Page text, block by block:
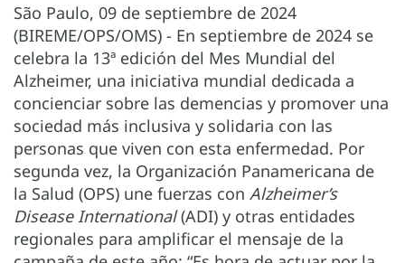
São Paulo, 09 de septiembre de 2024
(BIREME/OPS/OMS) - En septiembre de 2024 se
celebra la 13ª edición del Mes Mundial del
Alzheimer, una iniciativa mundial dedicada a
concienciar sobre las demencias y promover una
sociedad más inclusiva y solidaria con las
personas que viven con esta enfermedad. Por
segunda vez, la Organización Panamericana de
la Salud (OPS) une fuerzas con Alzheimer’s
Disease International(ADI) y otras entidades
regionales para amplificar el mensaje de la